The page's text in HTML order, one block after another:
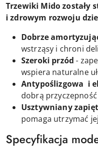
Trzewiki Mido zostały
i zdrowym rozwoju
Dobrze
wstrząsy i chroni
Szeroki przód -
wspiera naturalne
Antypoślizgowa i
dobrą
Usztywniany
pomaga utrzymać
Specyfikacja